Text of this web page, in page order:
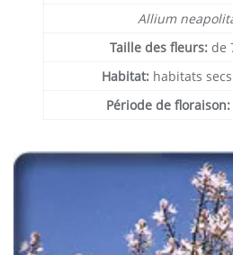
Allium
Taille des fleurs: de
Habitat: habitats
Période de floraison: